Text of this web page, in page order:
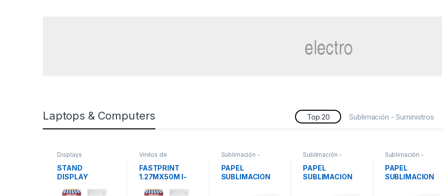
Laptops & Computers Top 20 Sublimación - Suministros
Displays
STAND
DISPLAY
CALIDAD
Vinilos de
FASTPRINT
1.27MX50M I-
AMERICANO
Sublimación -
PAPEL
SUBLIMACION
Sublimación -
PAPEL
SUBLIMACION
Sublimación -
PAPEL
SUBLIMACION